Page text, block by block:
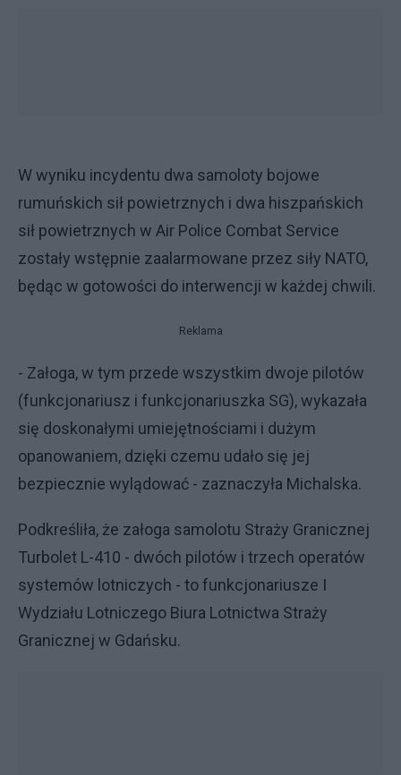
W wyniku incydentu dwa samoloty bojowe
rumuńskich sił powietrznych i dwa hiszpańskich
sił powietrznych w Air Police Combat Service
zostały wstępnie zaalarmowane przez siły NATO,
będąc w gotowości do interwencji w każdej chwili.
Reklama
- Załoga, w tym przede wszystkim dwoje pilotów
(funkcjonariusz i funkcjonariuszka SG), wykazała
się doskonałymi umiejętnościami i dużym
opanowaniem, dzięki czemu udało się jej
bezpiecznie wylądować - zaznaczyła Michalska.
Podkreśliła, że załoga samolotu Straży Granicznej
Turbolet L-410 - dwóch pilotów i trzech operatów
systemów lotniczych - to funkcjonariusze I
Wydziału Lotniczego Biura Lotnictwa Straży
Granicznej w Gdańsku.